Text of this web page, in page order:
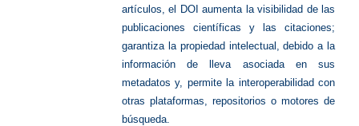
artículos, el DOI aumenta la visibilidad de las
publicaciones científicas y las citaciones;
garantiza la propiedad intelectual, debido a la
información de lleva asociada en sus
metadatos y, permite la interoperabilidad con
otras plataformas, repositorios o motores de
búsqueda.